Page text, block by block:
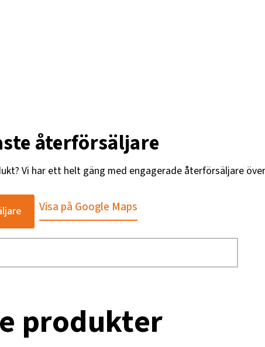
återförsäljare
Vi har ett helt gäng med engagerade återförsäljare
Visa på Google Maps
produkter